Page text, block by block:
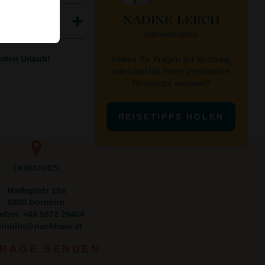
Urlaub!
DORNBIRN
Marktplatz 10a
6850 Dornbirn
+43 5572 20404
nachbaur.at
NADINE LERCH
Administration
Haben Sie Fragen zur Buchung
oder darf ich Ihnen persönliche
Reisetipps verraten?
REISETIPPS HOLEN